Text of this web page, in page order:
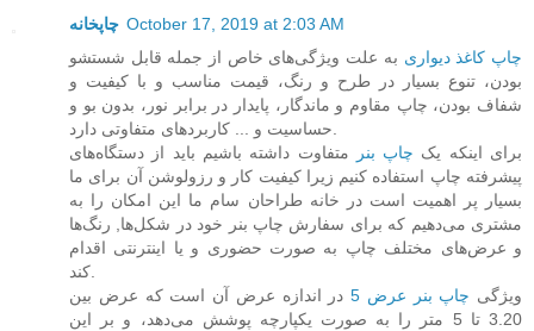
چاپخانه October 17, 2019 at 2:03 AM
چاپ کاغذ دیواری به علت ویژگی‌های خاص از جمله قابل شستشو
بودن، تنوع بسیار در طرح و رنگ، قیمت مناسب و با کیفیت و
شفاف بودن، چاپ مقاوم و ماندگار، پایدار در برابر نور، بدون بو و
برای اینکه یک چاپ بنر
متفاوت داشته باشیم باید از دستگاه‌های
پیشرفته چاپ استفاده کنیم زیرا کیفیت کار و رزولوشن آن برای ما
بسیار پر اهمیت است در خانه طراحان سام ما این امکان را به
مشتری می‌دهیم که برای سفارش چاپ بنر خود در شکل‌ها, رنگ‌ها
و عرض‌های مختلف چاپ به صورت حضوری و یا اینترنتی اقدام
ویژگی چاپ بنر عرض 5
در اندازه عرض آن است که عرض بین
3.20 تا 5 متر را به صورت یکپارچه پوشش ‏می‌دهد، و بر این